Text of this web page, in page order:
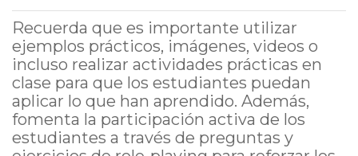
Recuerda que es importante utilizar
ejemplos prácticos, imágenes, videos o
incluso realizar actividades prácticas en
clase para que los estudiantes puedan
aplicar lo que han aprendido. Además,
fomenta la participación activa de los
estudiantes a través de preguntas y